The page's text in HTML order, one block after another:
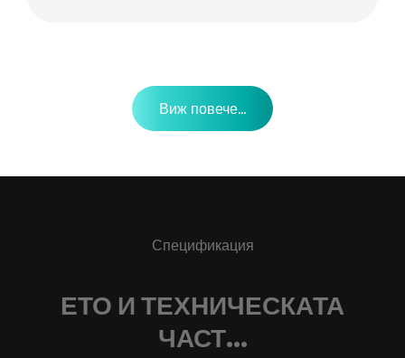
Виж повече...
Спецификация
ЕТО И ТЕХНИЧЕСКАТА
ЧАСТ...